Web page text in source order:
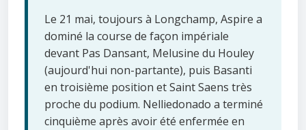
Le 21 mai, toujours à Longchamp, Aspire a
dominé la course de façon impériale
devant Pas Dansant, Melusine du Houley
(aujourd'hui non-partante), puis Basanti
en troisième position et Saint Saens très
proche du podium. Nelliedonado a terminé
cinquième après avoir été enfermée en